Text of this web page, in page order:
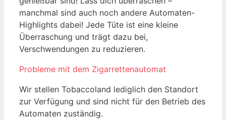
manchmal sind auch noch andere Automaten-
Highlights dabei! Jede Tüte ist eine kleine
Überraschung und trägt dazu bei,
Verschwendungen zu reduzieren.
Probleme mit dem Zigarrettenautomat
Wir stellen Tobaccoland lediglich den Standort
zur Verfügung und sind nicht für den Betrieb des
Automaten zuständig.